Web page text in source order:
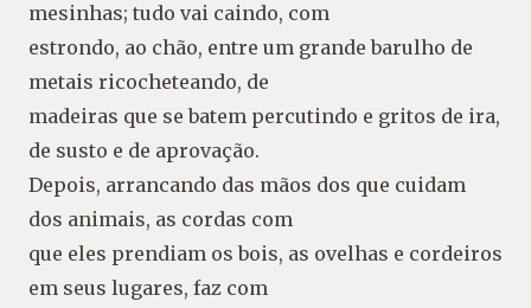
mesinhas; tudo vai caindo, com
estrondo, ao chão, entre um grande barulho de
metais ricocheteando, de
madeiras que se batem percutindo e gritos de ira,
de susto e de aprovação.
Depois, arrancando das mãos dos que cuidam
dos animais, as cordas com
que eles prendiam os bois, as ovelhas e cordeiros
em seus lugares, faz com